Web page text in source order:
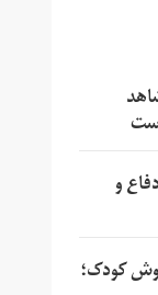
و
کودک؛